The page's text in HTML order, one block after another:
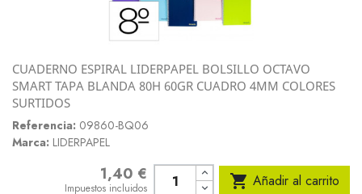
CUADERNO ESPIRAL LIDERPAPEL BOLSILLO OCTAVO
SMART TAPA BLANDA 80H 60GR CUADRO 4MM COLORES
SURTIDOS
Referencia: 09860-BQ06
Marca: LIDERPAPEL
1,40 €
Impuestos incluidos  Añadir al carrito